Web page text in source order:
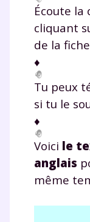
Écoute la
cliquant
de la
♦
Tu peux
si tu le
♦
Voici le
anglais
même